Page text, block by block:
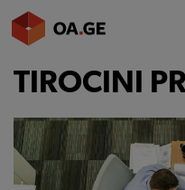
L’ORDINE
AMMINISTRAZIONE
ALBO
TIROCINI